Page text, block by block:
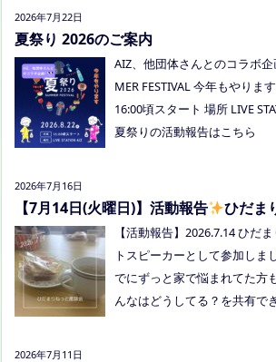
でお知らせください。 ●スナ
まつフリースクール(岡山市南
ただきます。 参加費：中学生
円、乳幼児無料 ※お申し込
orms.gle/
談会(北村がゲストスピーカ
つむぎ高梁（高梁市横町1072-
2026年7月22日
夏祭り 2026のご案内
AIZ、他団体さんとのコラボ
MER FESTIVAL 今年もやりま
16:00頃スタート 場所 LIVE
夏祭りの活動報告はこちら
2026年7月16日
【7月14日(火曜日)】活動報告
ひだま
参加しました
【活動報告】2026.7.14 ひだ
トスピーカーとして参加しま
でにずっと家で悩まれてた方
んなはどうしてる？を共有で
2026年7月11日